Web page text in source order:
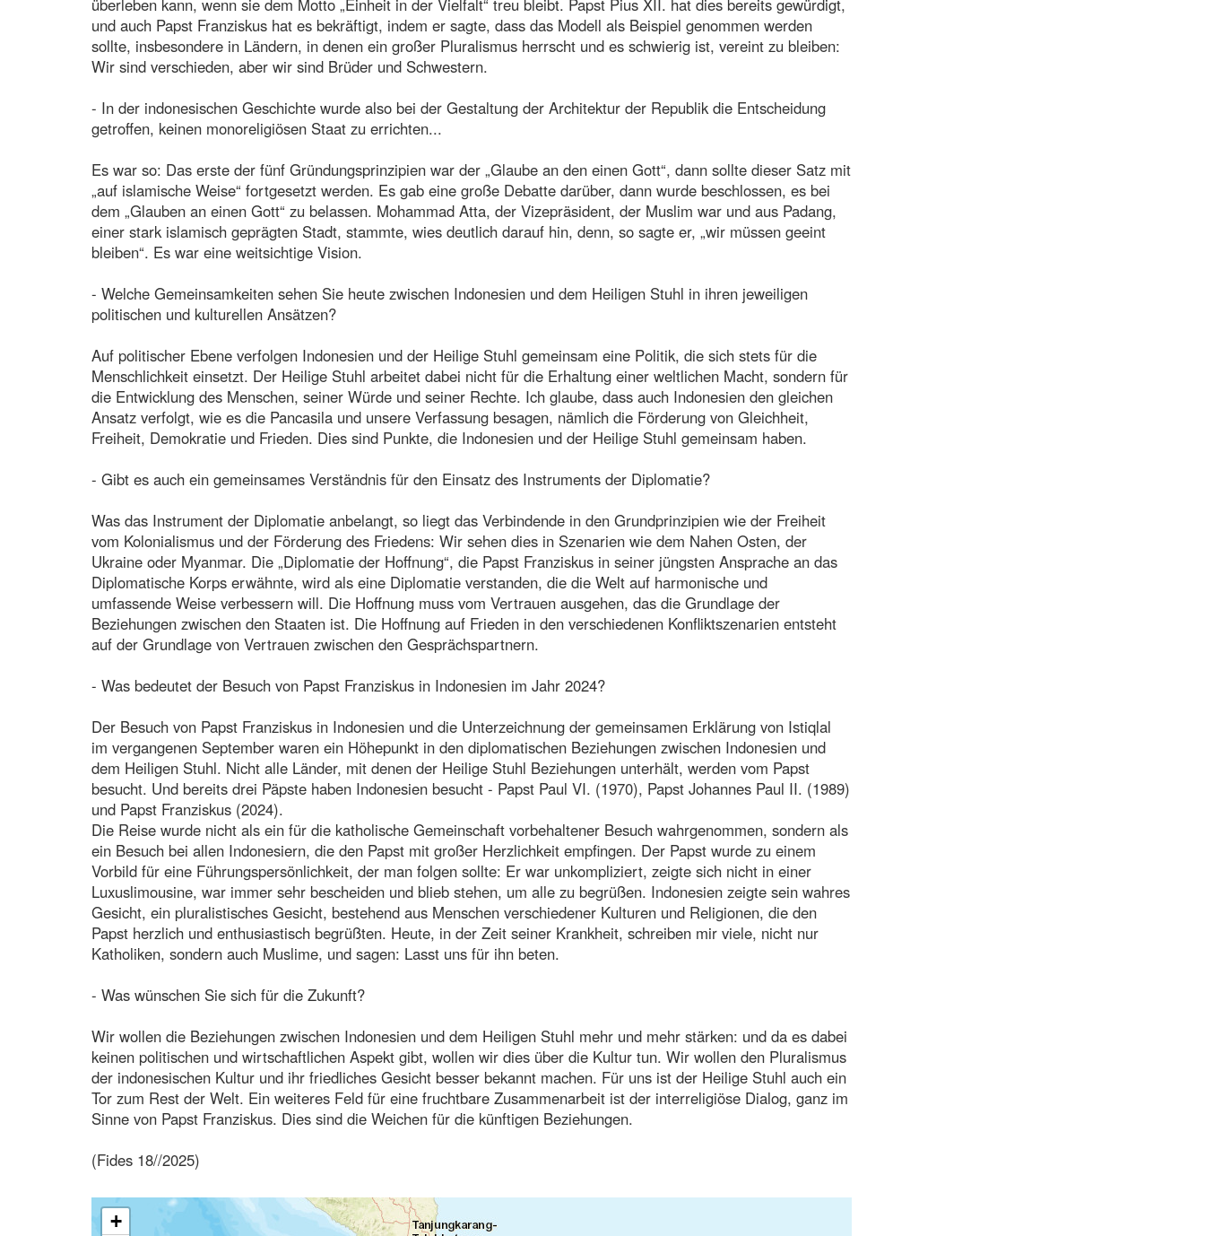
überleben kann, wenn sie dem Motto „Einheit in der Vielfalt“ treu bleibt. Papst Pius XII. hat dies bereits gewürdigt,
und auch Papst Franziskus hat es bekräftigt, indem er sagte, dass das Modell als Beispiel genommen werden
sollte, insbesondere in Ländern, in denen ein großer Pluralismus herrscht und es schwierig ist, vereint zu bleiben:
Wir sind verschieden, aber wir sind Brüder und Schwestern.
- In der indonesischen Geschichte wurde also bei der Gestaltung der Architektur der Republik die Entscheidung
getroffen, keinen monoreligiösen Staat zu errichten...
Es war so: Das erste der fünf Gründungsprinzipien war der „Glaube an den einen Gott“, dann sollte dieser Satz mit
„auf islamische Weise“ fortgesetzt werden. Es gab eine große Debatte darüber, dann wurde beschlossen, es bei
dem „Glauben an einen Gott“ zu belassen. Mohammad Atta, der Vizepräsident, der Muslim war und aus Padang,
einer stark islamisch geprägten Stadt, stammte, wies deutlich darauf hin, denn, so sagte er, „wir müssen geeint
bleiben“. Es war eine weitsichtige Vision.
- Welche Gemeinsamkeiten sehen Sie heute zwischen Indonesien und dem Heiligen Stuhl in ihren jeweiligen
politischen und kulturellen Ansätzen?
Auf politischer Ebene verfolgen Indonesien und der Heilige Stuhl gemeinsam eine Politik, die sich stets für die
Menschlichkeit einsetzt. Der Heilige Stuhl arbeitet dabei nicht für die Erhaltung einer weltlichen Macht, sondern für
die Entwicklung des Menschen, seiner Würde und seiner Rechte. Ich glaube, dass auch Indonesien den gleichen
Ansatz verfolgt, wie es die Pancasila und unsere Verfassung besagen, nämlich die Förderung von Gleichheit,
Freiheit, Demokratie und Frieden. Dies sind Punkte, die Indonesien und der Heilige Stuhl gemeinsam haben.
- Gibt es auch ein gemeinsames Verständnis für den Einsatz des Instruments der Diplomatie?
Was das Instrument der Diplomatie anbelangt, so liegt das Verbindende in den Grundprinzipien wie der Freiheit
vom Kolonialismus und der Förderung des Friedens: Wir sehen dies in Szenarien wie dem Nahen Osten, der
Ukraine oder Myanmar. Die „Diplomatie der Hoffnung“, die Papst Franziskus in seiner jüngsten Ansprache an das
Diplomatische Korps erwähnte, wird als eine Diplomatie verstanden, die die Welt auf harmonische und
umfassende Weise verbessern will. Die Hoffnung muss vom Vertrauen ausgehen, das die Grundlage der
Beziehungen zwischen den Staaten ist. Die Hoffnung auf Frieden in den verschiedenen Konfliktszenarien entsteht
auf der Grundlage von Vertrauen zwischen den Gesprächspartnern.
- Was bedeutet der Besuch von Papst Franziskus in Indonesien im Jahr 2024?
Der Besuch von Papst Franziskus in Indonesien und die Unterzeichnung der gemeinsamen Erklärung von Istiqlal
im vergangenen September waren ein Höhepunkt in den diplomatischen Beziehungen zwischen Indonesien und
dem Heiligen Stuhl. Nicht alle Länder, mit denen der Heilige Stuhl Beziehungen unterhält, werden vom Papst
besucht. Und bereits drei Päpste haben Indonesien besucht - Papst Paul VI. (1970), Papst Johannes Paul II. (1989)
und Papst Franziskus (2024).
Die Reise wurde nicht als ein für die katholische Gemeinschaft vorbehaltener Besuch wahrgenommen, sondern als
ein Besuch bei allen Indonesiern, die den Papst mit großer Herzlichkeit empfingen. Der Papst wurde zu einem
Vorbild für eine Führungspersönlichkeit, der man folgen sollte: Er war unkompliziert, zeigte sich nicht in einer
Luxuslimousine, war immer sehr bescheiden und blieb stehen, um alle zu begrüßen. Indonesien zeigte sein wahres
Gesicht, ein pluralistisches Gesicht, bestehend aus Menschen verschiedener Kulturen und Religionen, die den
Papst herzlich und enthusiastisch begrüßten. Heute, in der Zeit seiner Krankheit, schreiben mir viele, nicht nur
Katholiken, sondern auch Muslime, und sagen: Lasst uns für ihn beten.
- Was wünschen Sie sich für die Zukunft?
Wir wollen die Beziehungen zwischen Indonesien und dem Heiligen Stuhl mehr und mehr stärken: und da es dabei
keinen politischen und wirtschaftlichen Aspekt gibt, wollen wir dies über die Kultur tun. Wir wollen den Pluralismus
der indonesischen Kultur und ihr friedliches Gesicht besser bekannt machen. Für uns ist der Heilige Stuhl auch ein
Tor zum Rest der Welt. Ein weiteres Feld für eine fruchtbare Zusammenarbeit ist der interreligiöse Dialog, ganz im
Sinne von Papst Franziskus. Dies sind die Weichen für die künftigen Beziehungen.
(Fides 18//2025)
+